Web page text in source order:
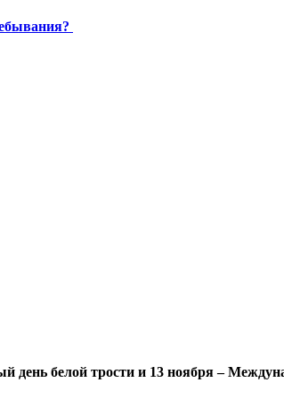
белой трости и 13 ноября –